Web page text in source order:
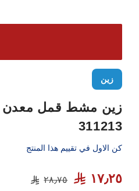
زين
زين مشط قمل معدن
311213
كن الاول في تقييم هذا المنتج
١٧٫٢٥ ٢٨٫٧٥